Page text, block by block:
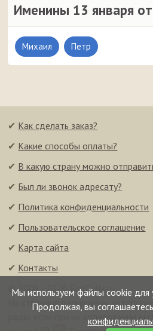
Именины 13 января
Михаил Петр
Мы используем файлы cookie для
Продолжая, вы
✔ Как сделать заказ?
✔ Какие способы оплаты?
✔ В какую страну можно
✔ Был ли звонок адресату?
✔ Политика конфиденциальности
✔ Пользовательское соглашение
✔ Карта сайта
✔ Контакты
© 2008–2026 FunCalls.ru
На странице размещены
рады, если при их копировании вы